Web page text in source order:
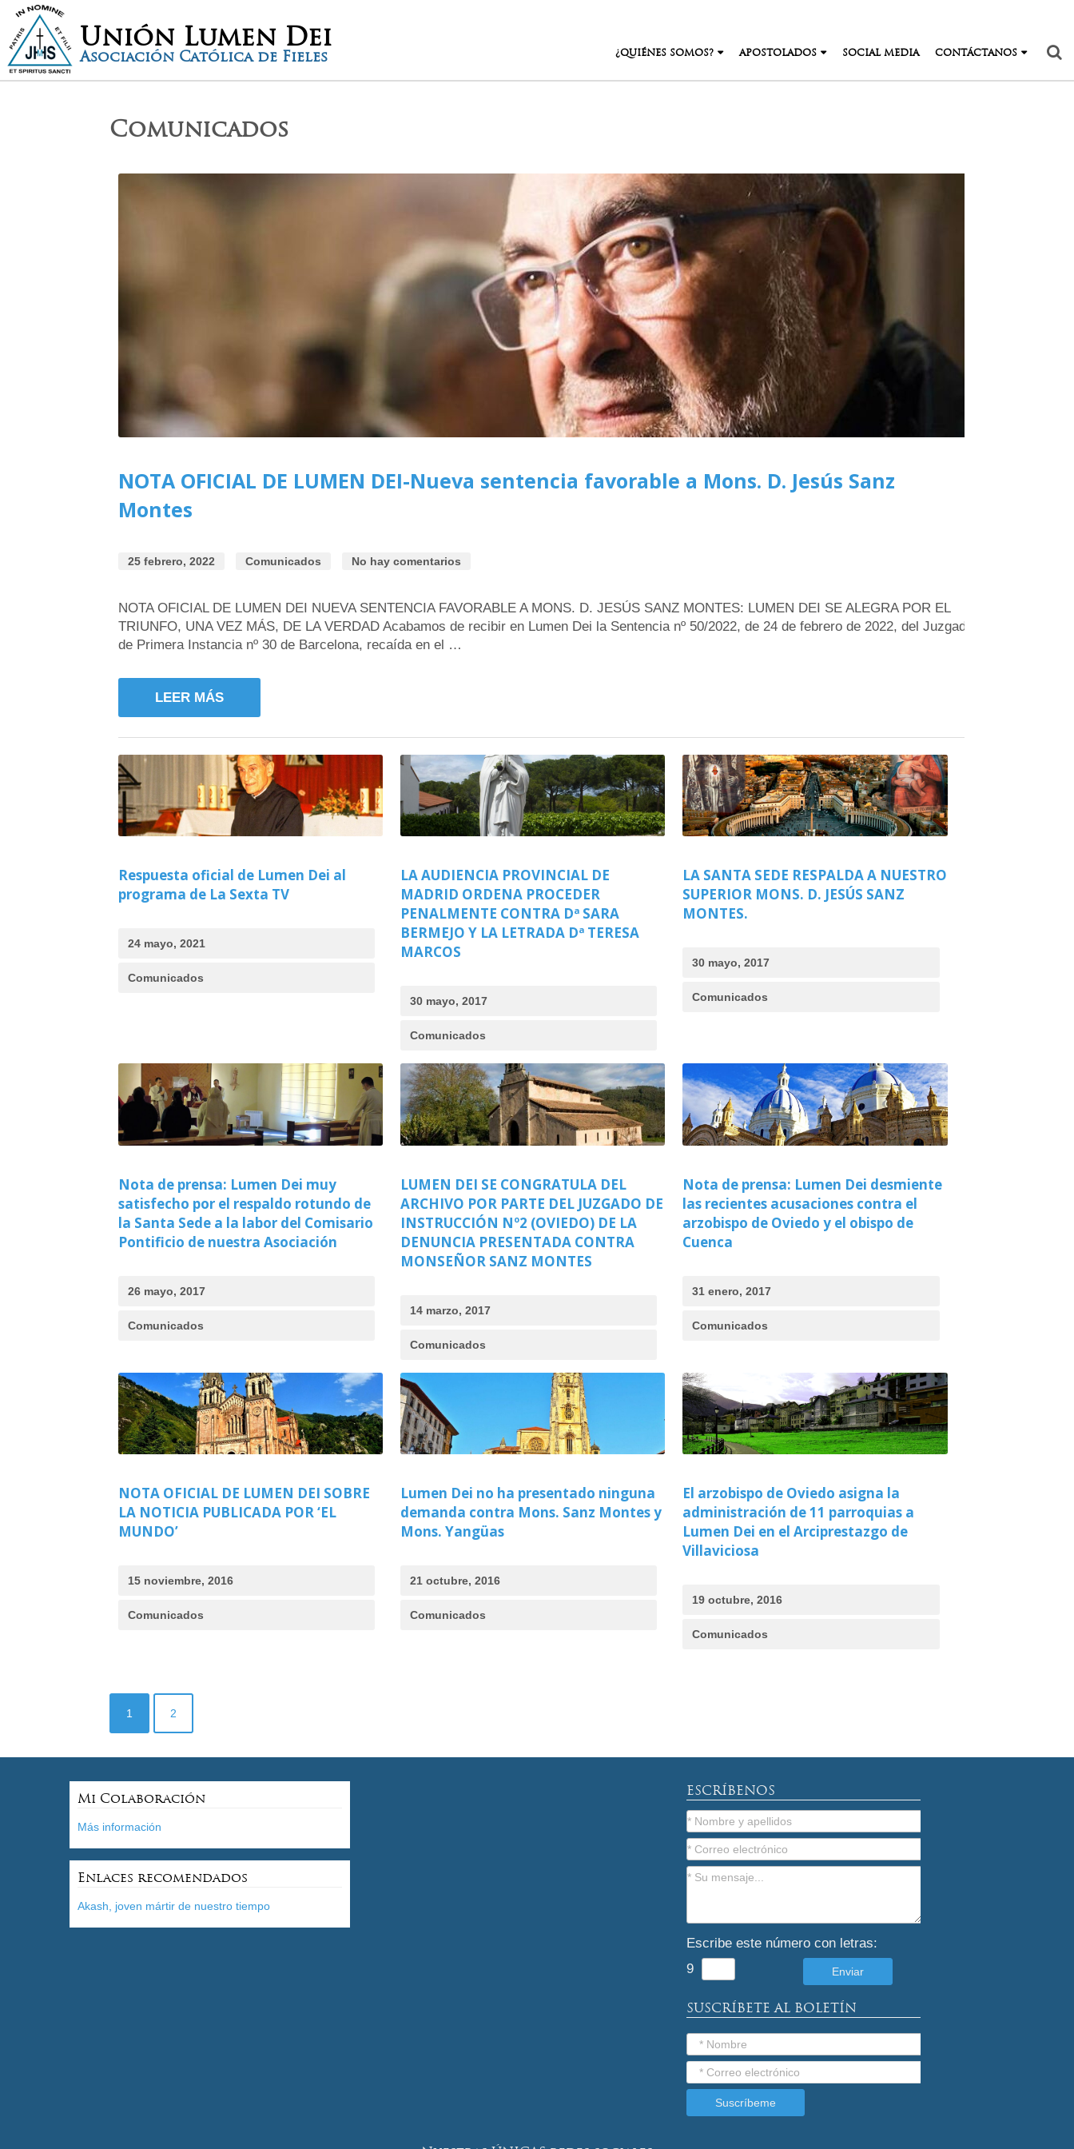
Unión Lumen Dei
Asociación Católica de Fieles ¿QUIÉNES SOMOS? APOSTOLADOS SOCIAL MEDIA CONTÁCTANOS
Comunicados
NOTA OFICIAL DE LUMEN DEI-Nueva sentencia favorable a Mons. D. Jesús Sanz
Montes
25 febrero, 2022 Comunicados No hay comentarios
NOTA OFICIAL DE LUMEN DEI NUEVA SENTENCIA FAVORABLE A MONS. D. JESÚS SANZ MONTES: LUMEN DEI SE ALEGRA POR EL
TRIUNFO, UNA VEZ MÁS, DE LA VERDAD Acabamos de recibir en Lumen Dei la Sentencia nº 50/2022, de 24 de febrero de 2022, del Juzgado
de Primera Instancia nº 30 de Barcelona, recaída en el …
LEER MÁS
Respuesta oficial de Lumen Dei al
programa de La Sexta TV
24 mayo, 2021
Comunicados
LA AUDIENCIA PROVINCIAL DE
MADRID ORDENA PROCEDER
PENALMENTE CONTRA Dª SARA
BERMEJO Y LA LETRADA Dª TERESA
MARCOS
30 mayo, 2017
Comunicados
LA SANTA SEDE RESPALDA A NUESTRO
SUPERIOR MONS. D. JESÚS SANZ
MONTES.
30 mayo, 2017
Comunicados
Nota de prensa: Lumen Dei muy
satisfecho por el respaldo rotundo de
la Santa Sede a la labor del Comisario
Pontificio de nuestra Asociación
26 mayo, 2017
Comunicados
LUMEN DEI SE CONGRATULA DEL
ARCHIVO POR PARTE DEL JUZGADO DE
INSTRUCCIÓN Nº2 (OVIEDO) DE LA
DENUNCIA PRESENTADA CONTRA
MONSEÑOR SANZ MONTES
14 marzo, 2017
Comunicados
Nota de prensa: Lumen Dei desmiente
las recientes acusaciones contra el
arzobispo de Oviedo y el obispo de
Cuenca
31 enero, 2017
Comunicados
NOTA OFICIAL DE LUMEN DEI SOBRE
LA NOTICIA PUBLICADA POR ‘EL
MUNDO’
15 noviembre, 2016
Comunicados
Lumen Dei no ha presentado ninguna
demanda contra Mons. Sanz Montes y
Mons. Yangüas
21 octubre, 2016
Comunicados
El arzobispo de Oviedo asigna la
administración de 11 parroquias a
Lumen Dei en el Arciprestazgo de
Villaviciosa
19 octubre, 2016
Comunicados
1 2
Mi Colaboración
Más información
Enlaces recomendados
Akash, joven mártir de nuestro tiempo
ESCRÍBENOS
Escribe este número con letras:
9
SUSCRÍBETE AL BOLETÍN